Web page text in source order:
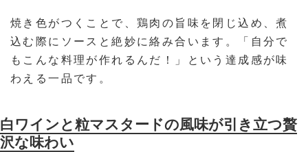
焼き色がつくことで、鶏肉の旨味を閉じ込め、煮
込む際にソースと絶妙に絡み合います。「自分で
もこんな料理が作れるんだ！」という達成感が味
わえる一品です。
白ワインと粒マスタードの風味が引き立つ贅
沢な味わい